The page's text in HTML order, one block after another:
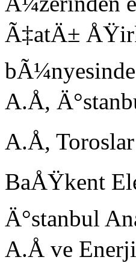
Ã‡atÄ±
A.Å,
A.Å,
BaÅŸkent
Ä°stanbul
A.Å ve